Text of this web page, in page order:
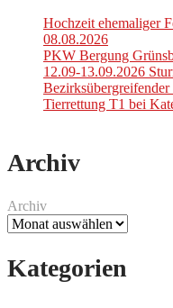
Hochzeit ehemaliger
08.08.2026
PKW Bergung
12.09-13.09.2026
Tierrettung T1 bei
Archiv
Archiv
Kategorien